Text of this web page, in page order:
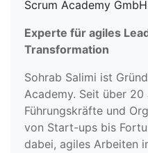
Scrum Academy GmbH
Experte für agiles
Transformation
Sohrab Salimi ist
Academy. Seit über
Führungskräfte und
von Start-ups bis
dabei, agiles Arbeiten